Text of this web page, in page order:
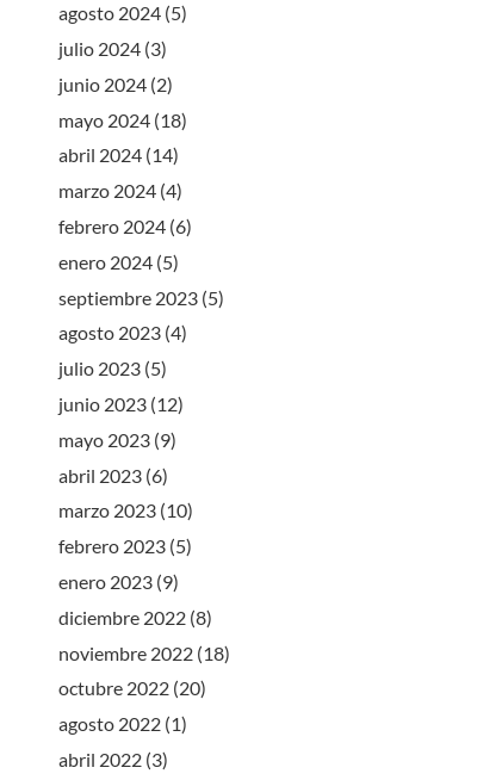
agosto 2024 (5)
julio 2024 (3)
junio 2024 (2)
mayo 2024 (18)
abril 2024 (14)
marzo 2024 (4)
febrero 2024 (6)
enero 2024 (5)
septiembre 2023 (5)
agosto 2023 (4)
julio 2023 (5)
junio 2023 (12)
mayo 2023 (9)
abril 2023 (6)
marzo 2023 (10)
febrero 2023 (5)
enero 2023 (9)
diciembre 2022 (8)
noviembre 2022 (18)
octubre 2022 (20)
agosto 2022 (1)
abril 2022 (3)